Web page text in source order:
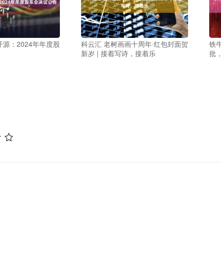
源：2024年年度股
科云汇 老树画画十周年·红包封面贺
新岁 | 接着写诗，接着乐
铁
批